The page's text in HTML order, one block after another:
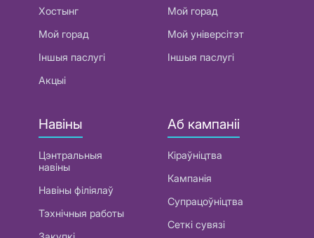
Хостынг
Мой горад
Іншыя паслугі
Акцыі
Мой горад
Мой універсітэт
Іншыя паслугі
Навіны
Цэнтральныя
навіны
Навіны філіялаў
Тэхнічныя работы
Аб кампаніі
Кіраўніцтва
Кампанія
Супрацоўніцтва
Сеткі сувязі